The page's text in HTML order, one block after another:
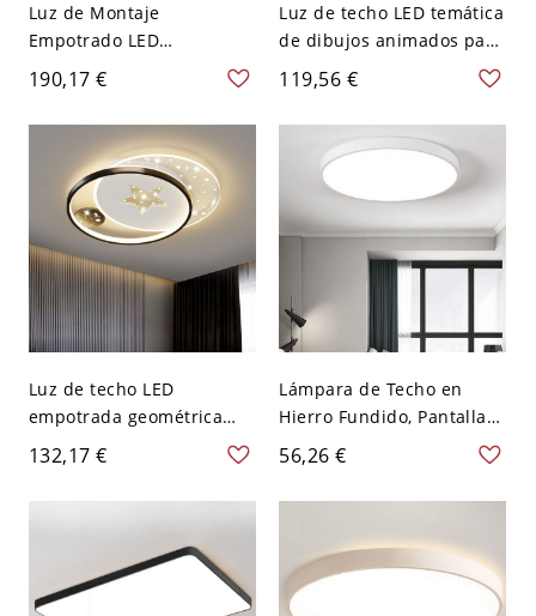
Luz de Montaje
Empotrado LED
Geométrica Caprichosa
con Difusor Acrílico
Estrellado - Blanco 110 A
120 V Cuadrado
190,17 €
Luz de techo LED temática
de dibujos animados para
habitación infantil,
lámpara regulable de
hierro y acrílico
multiforme para
dormitorios de niños - 110
A 120 V Corona Blanco
119,56 €
Luz de techo LED
empotrada geométrica
minimalista con
proyección estrellada -
110 A 120 V 49,53 cm
132,17 €
Lámpara de Techo en
Hierro Fundido, Pantalla
Acrílica de 1 Luz LED
Empotrada con Estilo
Moderno, 110V-120V, Tres
Cálida/Blanca/Neutra
Regulable), 16"
56,26 €